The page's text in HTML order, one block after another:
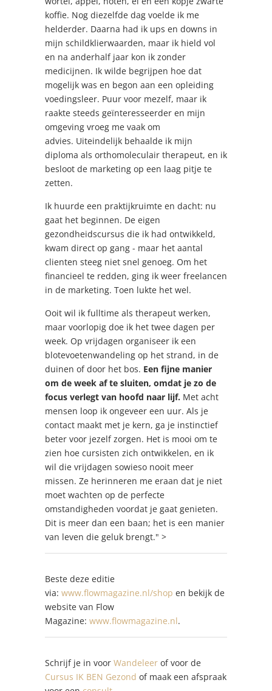
koffie. Nog diezelfde dag voelde ik me
helderder. Daarna had ik ups en downs in
mijn schildklierwaarden, maar ik hield vol
en na anderhalf jaar kon ik zonder
medicijnen. Ik wilde begrijpen hoe dat
mogelijk was en begon aan een opleiding
voedingsleer. Puur voor mezelf, maar ik
raakte steeds geïnteresseerder en mijn
omgeving vroeg me vaak om
advies. Uiteindelijk behaalde ik mijn
diploma als orthomoleculair therapeut, en ik
besloot de marketing op een laag pitje te
zetten.
Ik huurde een praktijkruimte en dacht: nu
gaat het beginnen. De eigen
gezondheidscursus die ik had ontwikkeld,
kwam direct op gang - maar het aantal
clienten steeg niet snel genoeg. Om het
financieel te redden, ging ik weer freelancen
in de marketing. Toen lukte het wel.
Ooit wil ik fulltime als therapeut werken,
maar voorlopig doe ik het twee dagen per
week. Op vrijdagen organiseer ik een
blotevoetenwandeling op het strand, in de
duinen of door het bos. Een fijne manier
om de week af te sluiten, omdat je zo de
focus verlegt van hoofd naar lijf. Met acht
mensen loop ik ongeveer een uur. Als je
contact maakt met je kern, ga je instinctief
beter voor jezelf zorgen. Het is mooi om te
zien hoe cursisten zich ontwikkelen, en ik
wil die vrijdagen sowieso nooit meer
missen. Ze herinneren me eraan dat je niet
moet wachten op de perfecte
omstandigheden voordat je gaat genieten.
Dit is meer dan een baan; het is een manier
van leven die geluk brengt." >
Beste deze editie
via: www.flowmagazine.nl/shop en bekijk de
website van Flow
Magazine: www.flowmagazine.nl.
Schrijf je in voor Wandeleer of voor de
Cursus IK BEN Gezond of maak een afspraak